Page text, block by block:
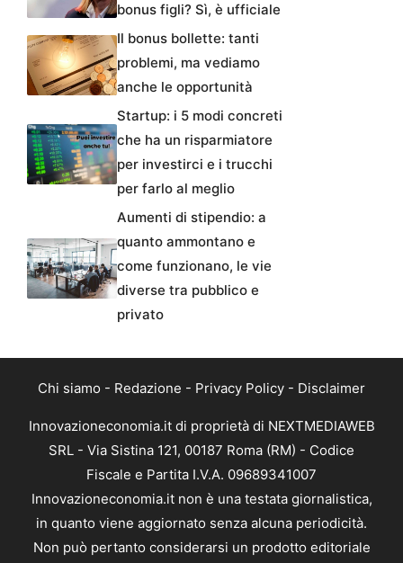
bonus figli? Sì, è ufficiale
Il bonus bollette: tanti
problemi, ma vediamo
anche le opportunità
Startup: i 5 modi concreti
che ha un risparmiatore
per investirci e i trucchi
per farlo al meglio
Aumenti di stipendio: a
quanto ammontano e
come funzionano, le vie
diverse tra pubblico e
privato
Chi siamo - Redazione - Privacy Policy - Disclaimer
Innovazioneconomia.it di proprietà di NEXTMEDIAWEB
SRL - Via Sistina 121, 00187 Roma (RM) - Codice
Fiscale e Partita I.V.A. 09689341007
Innovazioneconomia.it non è una testata giornalistica,
in quanto viene aggiornato senza alcuna periodicità.
Non può pertanto considerarsi un prodotto editoriale